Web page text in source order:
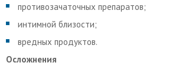
противозачаточных препаратов;
интимной близости;
вредных продуктов.
Осложнения